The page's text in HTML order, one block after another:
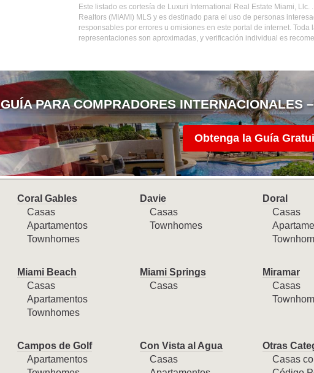
Este listado es cortesía de Luxuri International Real Estate Miami,
Realtors (MIAMI) MLS y es destinado para el uso de personas
responsables por errores u omisiones en este portal de internet.
representaciones son aproximadas, y verificación individual es
GUÍA PARA COMPRADORES INTERNACIONALES
Obtenga la Guía
Coral Gables
Casas
Apartamentos
Townhomes
Davie
Casas
Townhomes
Doral
Casas
Miami Beach
Casas
Apartamentos
Townhomes
Miami Springs
Casas
Miramar
Casas
Campos de Golf
Apartamentos
Con Vista al Agua
Casas
Otras
Casas